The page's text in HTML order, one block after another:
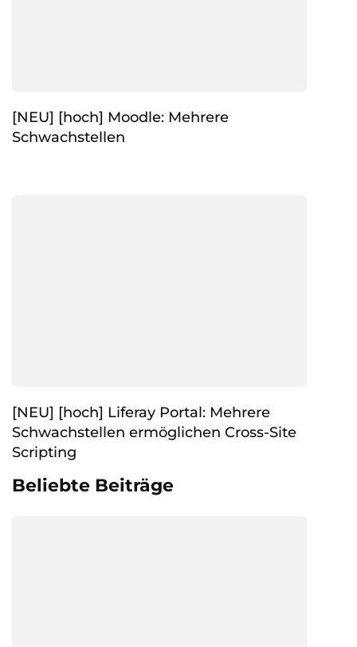
[NEU] [hoch] Moodle: Mehrere
Schwachstellen
[NEU] [hoch] Liferay Portal: Mehrere
Schwachstellen ermöglichen Cross-Site
Scripting
Beliebte Beiträge